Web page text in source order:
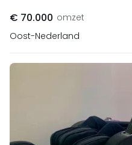
€ 70.000 omzet
Oost-Nederland